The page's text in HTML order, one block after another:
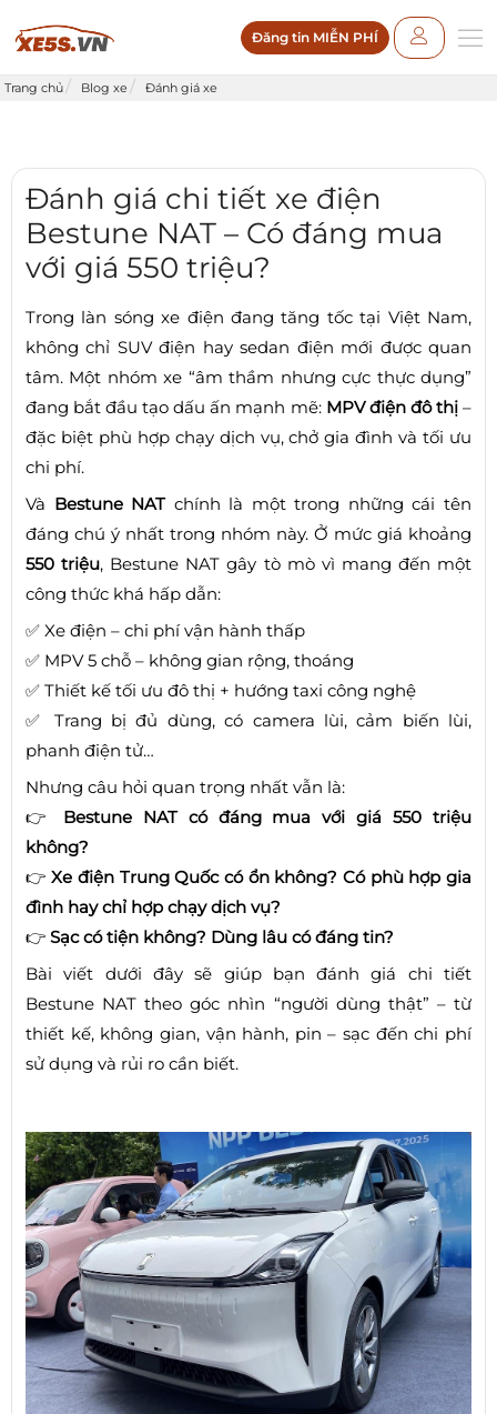
Đăng tin MIỄN PHÍ
Trang chủ Blog xe Đánh giá xe
Đánh giá chi tiết xe điện
Bestune NAT – Có đáng mua
với giá 550 triệu?
Trong làn sóng xe điện đang tăng tốc tại Việt Nam,
không chỉ SUV điện hay sedan điện mới được quan
tâm. Một nhóm xe “âm thầm nhưng cực thực dụng”
đang bắt đầu tạo dấu ấn mạnh mẽ: MPV điện đô thị–
đặc biệt phù hợp chạy dịch vụ, chở gia đình và tối ưu
chi phí.
Và Bestune NATchính là một trong những cái tên
đáng chú ý nhất trong nhóm này. Ở mức giá khoảng
550 triệu, Bestune NAT gây tò mò vì mang đến một
công thức khá hấp dẫn:
✅ Xe điện – chi phí vận hành thấp
✅ MPV 5 chỗ – không gian rộng, thoáng
✅ Thiết kế tối ưu đô thị + hướng taxi công nghệ
✅ Trang bị đủ dùng, có camera lùi, cảm biến lùi,
phanh điện tử…
Nhưng câu hỏi quan trọng nhất vẫn là:
👉 Bestune NAT có đáng mua với giá 550 triệu
không?
👉Xe điện Trung Quốc có ổn không? Có phù hợp gia
đình hay chỉ hợp chạy dịch vụ?
👉 Sạc có tiện không? Dùng lâu có đáng tin?
Bài viết dưới đây sẽ giúp bạn đánh giá chi tiết
Bestune NAT theo góc nhìn “người dùng thật” – từ
thiết kế, không gian, vận hành, pin – sạc đến chi phí
sử dụng và rủi ro cần biết.